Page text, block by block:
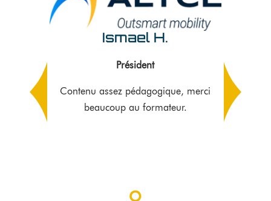
Ismael H.
Président
Contenu assez pédagogique, merci
beaucoup au formateur.